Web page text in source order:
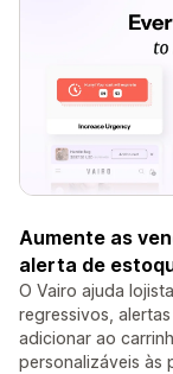
Aumente as
alerta de
O Vairo ajuda
regressivos,
adicionar ao
personalizáveis às